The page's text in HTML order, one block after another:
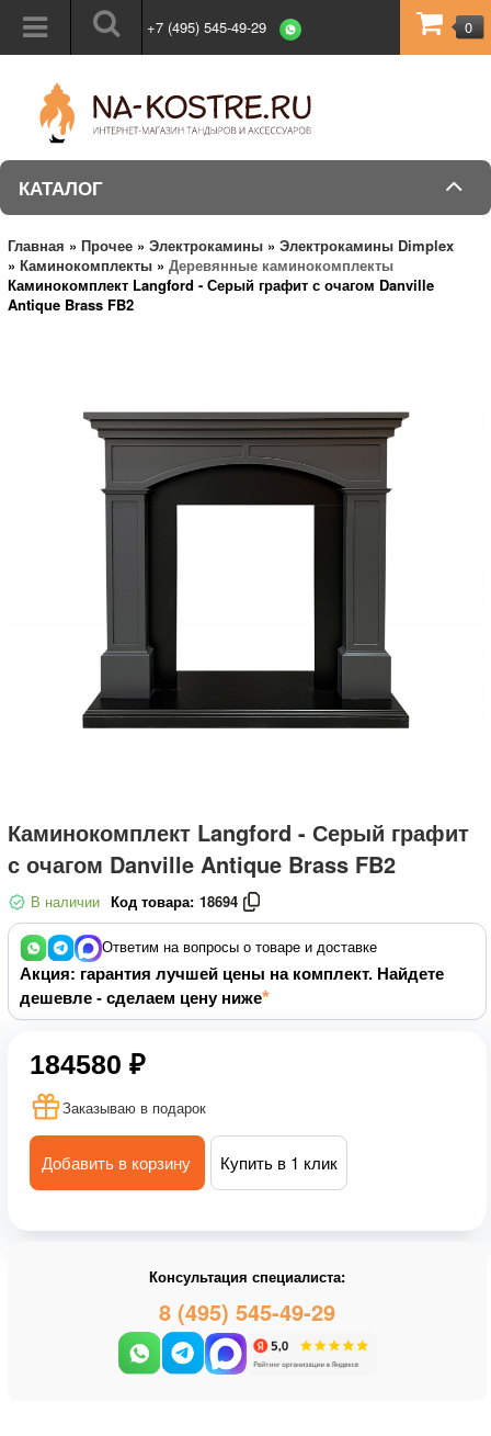
+7 (495) 545-49-29 0
КАТАЛОГ
Главная » Прочее » Электрокамины » Электрокамины Dimplex
» Каминокомплекты » Деревянные каминокомплекты
Каминокомплект Langford - Серый графит с очагом Danville
Antique Brass FB2
Каминокомплект Langford - Серый графит
с очагом Danville Antique Brass FB2
В наличии Код товара: 18694
Ответим на вопросы о товаре и доставке
Акция: гарантия лучшей цены на комплект. Найдете
дешевле - сделаем цену ниже
184580 ₽
Заказываю в подарок
Добавить в корзину Купить в 1 клик
Консультация специалиста:
8 (495) 545-49-29